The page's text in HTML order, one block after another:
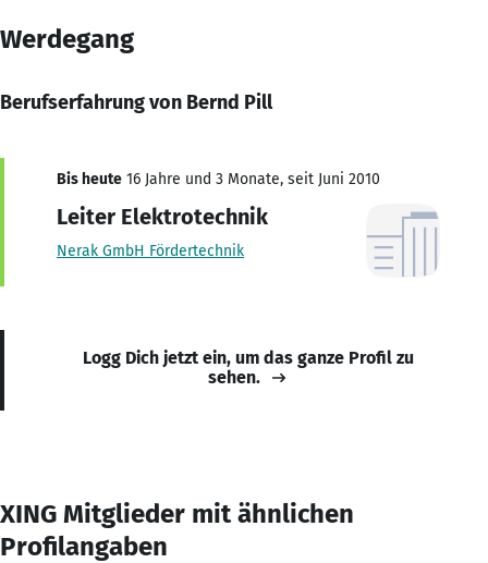
Werdegang
Berufserfahrung von Bernd Pill
Bis heute 16 Jahre und 3 Monate, seit Juni 2010
Leiter Elektrotechnik
Nerak GmbH Fördertechnik
Logg Dich jetzt ein, um das ganze Profil zu
sehen.
XING Mitglieder mit ähnlichen
Profilangaben